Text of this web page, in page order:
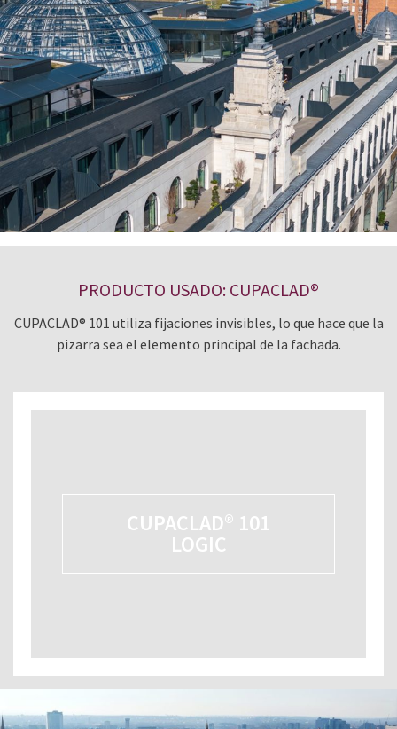
PRODUCTO USADO: CUPACLAD®
CUPACLAD® 101 utiliza fijaciones invisibles, lo que hace que la
pizarra sea el elemento principal de la fachada.
CUPACLAD® 101
LOGIC